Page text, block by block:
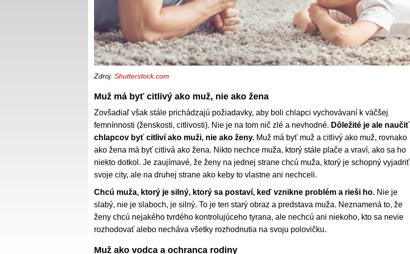
Zdroj: Shutterstock.com
Muž má byť citlivý ako muž, nie ako žena
Zovšadiaľ však stále prichádzajú požiadavky, aby boli chlapci vychovávaní k väčšej
femnínnosti (ženskosti, citlivosti). Nie je na tom nič zlé a nevhodné. Dôležité je ale naučiť
chlapcov byť citliví ako muži, nie ako ženy. Muž má byť muž a citlivý ako muž, rovnako
ako žena má byť citlivá ako žena. Nikto nechce muža, ktorý stále plače a vraví, ako sa ho
niekto dotkol. Je zaujímavé, že ženy na jednej strane chcú muža, ktorý je schopný vyjadriť
svoje city, ale na druhej strane ako keby to vlastne ani nechceli.
Chcú muža, ktorý je silný, ktorý sa postaví, keď vznikne problém a rieši ho. Nie je
slabý, nie je slaboch, je silný. To je ten starý obraz a predstava muža. Neznamená to, že
ženy chcú nejakého tvrdého kontrolujúceho tyrana, ale nechcú ani niekoho, kto sa nevie
rozhodovať alebo necháva všetky rozhodnutia na svoju polovičku.
Muž ako vodca a ochranca rodiny